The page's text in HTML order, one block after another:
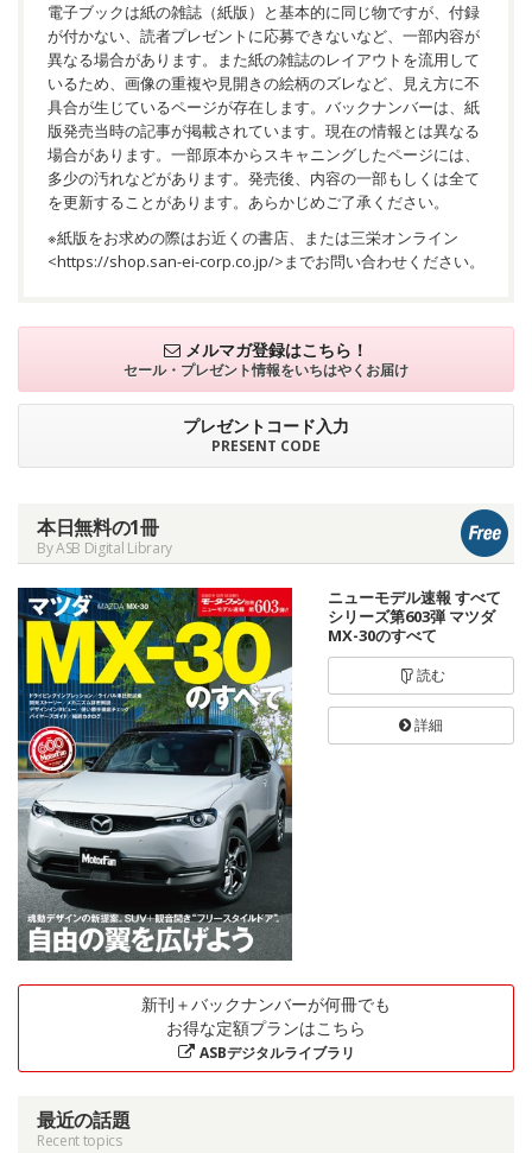
電子ブックは紙の雑誌（紙版）と基本的に同じ物ですが、付録
が付かない、読者プレゼントに応募できないなど、一部内容が
異なる場合があります。また紙の雑誌のレイアウトを流用して
いるため、画像の重複や見開きの絵柄のズレなど、見え方に不
具合が生じているページが存在します。バックナンバーは、紙
版発売当時の記事が掲載されています。現在の情報とは異なる
場合があります。一部原本からスキャニングしたページには、
多少の汚れなどがあります。発売後、内容の一部もしくは全て
を更新することがあります。あらかじめご了承ください。
※紙版をお求めの際はお近くの書店、または三栄オンライン
<https://shop.san-ei-corp.co.jp/>までお問い合わせください。
メルマガ登録はこちら！
セール・プレゼント情報をいちはやくお届け
プレゼントコード入力
PRESENT CODE
本日無料の1冊
By ASB Digital Library
ニューモデル速報 すべて
シリーズ第603弾 マツダ
MX-30のすべて
読む
詳細
新刊＋バックナンバーが何冊でも
お得な定額プランはこちら
ASBデジタルライブラリ
最近の話題
Recent topics